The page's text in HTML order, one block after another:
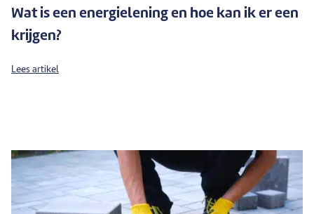
Wat is een energielening en hoe kan ik er een
krijgen?
Lees artikel